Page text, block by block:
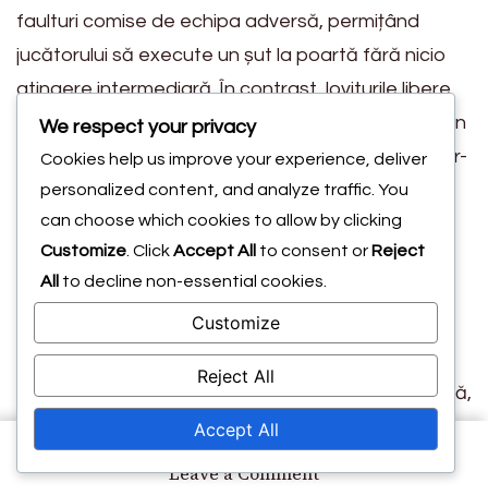
Leave a Commenton
faulturi comise de echipa adversă, permițând
jucătorului să execute un șut la poartă fără nicio
atingere intermediară. În contrast, loviturile libere
indirecte sunt acordate pentru infracțiuni mai puțin
severe, cum ar fi offside-ul sau un jucător aflat într-
o poziție de offside, și trebuie să implice cel puțin
un alt jucător înainte ca un gol să poată fi marcat.
O altă diferență cheie constă în poziționarea
jucătorilor.Pentru loviturile libere directe, echipa
apărătoare trebuie să mențină o distanță de cel
puțin 10 yarzi față de minge, în timp ce pentru
loviturile libere indirecte, aceeași distanță se aplică,
dar echipa atacatoare folosește adesea acest
We respect your privacy
Cookies help us improve your experience, deliver
personalized content, and analyze traffic. You
can choose which cookies to allow by clicking
Customize . ClickAccept All to consent or Reject
All
to decline non-essential cookies.
Customize
Reject All
Accept All